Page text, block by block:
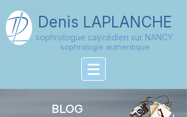
Denis LAPLANCHE
sophrologue caycédien sur NANCY
sophrologie authentique
BLOG